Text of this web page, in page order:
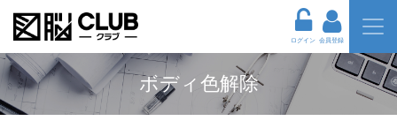
ログイン 会員登録
ボディ色解除